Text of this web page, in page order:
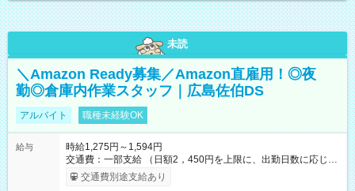
未読
＼Amazon Ready募集／Amazon直雇用！◎夜
勤◎倉庫内作業スタッフ｜広島佐伯DS
アルバイト 職種未経験OK
給与
時給1,275円～1,594円
交通費：一部支給 （日額2，450円を上限に、出勤日数に応じて
実費支給） ※22:00～翌5:00までは時給25%UP！ ■給与前払い
制度あり ※前払い額の上限あり、手数料無料（Amazon負担）
交通費別途支給あり